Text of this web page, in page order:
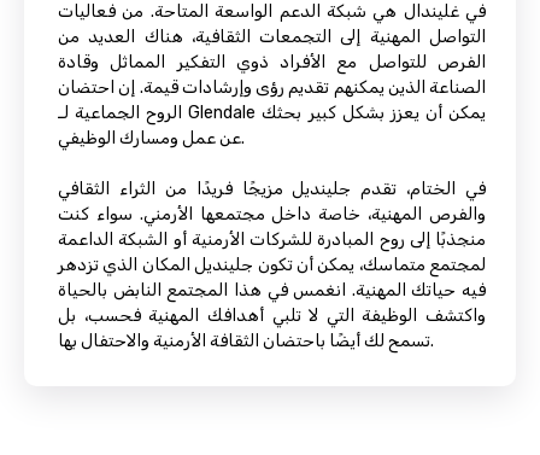
في غليندال هي شبكة الدعم الواسعة المتاحة. من فعاليات
التواصل المهنية إلى التجمعات الثقافية، هناك العديد من
الفرص للتواصل مع الأفراد ذوي التفكير المماثل وقادة
الصناعة الذين يمكنهم تقديم رؤى وإرشادات قيمة. إن احتضان
الروح الجماعية لـ Glendale يمكن أن يعزز بشكل كبير بحثك
عن عمل ومسارك الوظيفي.
في الختام، تقدم جلينديل مزيجًا فريدًا من الثراء الثقافي
والفرص المهنية، خاصة داخل مجتمعها الأرمني. سواء كنت
منجذبًا إلى روح المبادرة للشركات الأرمنية أو الشبكة الداعمة
لمجتمع متماسك، يمكن أن تكون جلينديل المكان الذي تزدهر
فيه حياتك المهنية. انغمس في هذا المجتمع النابض بالحياة
واكتشف الوظيفة التي لا تلبي أهدافك المهنية فحسب، بل
تسمح لك أيضًا باحتضان الثقافة الأرمنية والاحتفال بها.